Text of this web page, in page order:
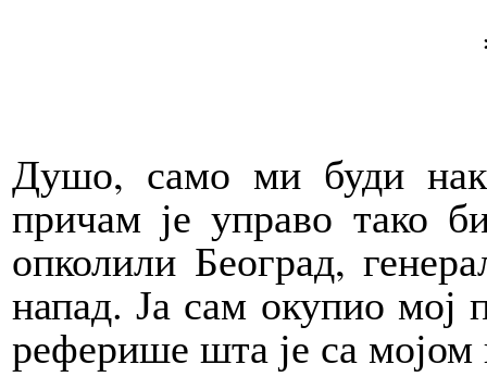
Душо, само ми буди
причам је управо тако
опколили Београд,
напад. Ја сам окупио
реферише шта је са